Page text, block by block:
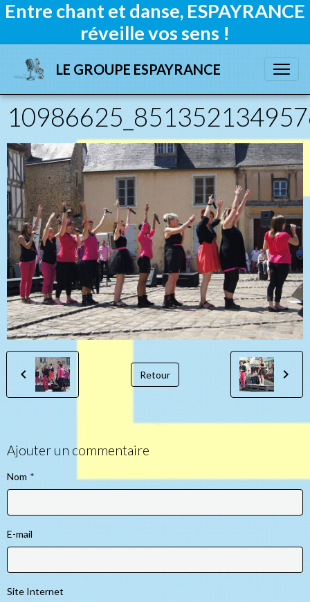
Entre chant et danse, ESPAYRANCE
réveille vos sens !
LE GROUPE ESPAYRANCE
Retour
Ajouter un commentaire
Nom
E-mail
Site Internet